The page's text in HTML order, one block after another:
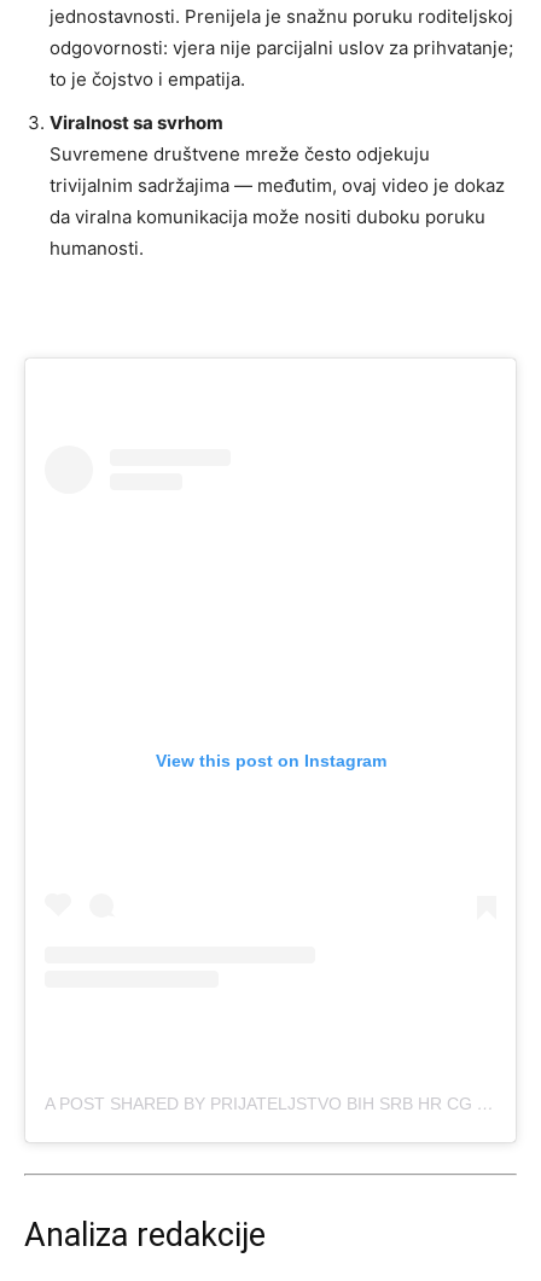
jednostavnosti. Prenijela je snažnu poruku roditeljskoj
odgovornosti: vjera nije parcijalni uslov za prihvatanje;
to je čojstvo i empatija.
Viralnost sa svrhom
Suvremene društvene mreže često odjekuju
trivijalnim sadržajima — međutim, ovaj video je dokaz
da viralna komunikacija može nositi duboku poruku
humanosti.
View this post on Instagram
A POST SHARED BY PRIJATELJSTVO BIH SRB HR CG (@OFFICIAL.BIH.SRB.HR.CG)
Analiza redakcije